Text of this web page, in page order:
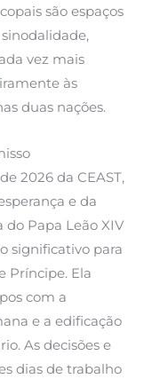
são espaços
vez mais
às
duas nações.
2026 da CEAST,
e da
Papa Leão XIV
significativo para
Príncipe. Ela
com a
e a edificação
As decisões e
dias de trabalho